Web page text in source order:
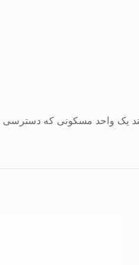
یک واحد مسکونی که